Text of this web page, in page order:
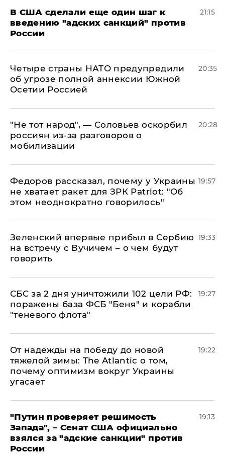
В США сделали еще один шаг к
введению "адских санкций" против
России
21:15
Четыре страны НАТО предупредили
об угрозе полной аннексии Южной
Осетии Россией
20:35
​"Не тот народ", — Соловьев оскорбил
россиян из-за разговоров о
мобилизации
20:28
Федоров рассказал, почему у Украины
не хватает ракет для ЗРК Patriot: "Об
этом неоднократно говорилось"
19:57
Зеленский впервые прибыл в Сербию
на встречу с Вучичем – о чем будут
говорить
19:33
СБС за 2 дня уничтожили 102 цели РФ:
поражены база ФСБ "Беня" и корабли
"теневого флота"
19:27
От надежды на победу до новой
тяжелой зимы: The Atlantic о том,
почему оптимизм вокруг Украины
угасает
19:22
"Путин проверяет решимость
Запада", – Сенат США официально
взялся за "адские санкции" против
России
19:13